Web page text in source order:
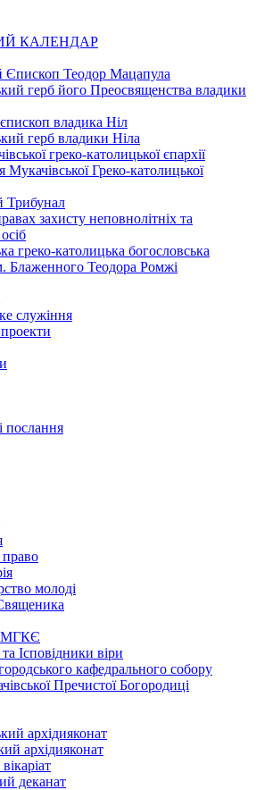
КАЛЕНДАР
Єпископ Теодор Мацапула
герб його Преосвященства владики
владика Ніл
герб владики Ніла
греко-католицької єпархії
Мукачівської Греко-католицької
Трибунал
захисту неповнолітніх та
греко-католицька богословська
Блаженного Теодора Ромжі
служіння
послання
молоді
МГКЄ
Ісповідники віри
кафедрального собору
Пречистої Богородиці
архідияконат
архідияконат
деканат